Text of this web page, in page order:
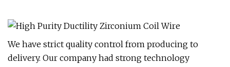
We have strict quality control from producing to
delivery. Our company had strong technology